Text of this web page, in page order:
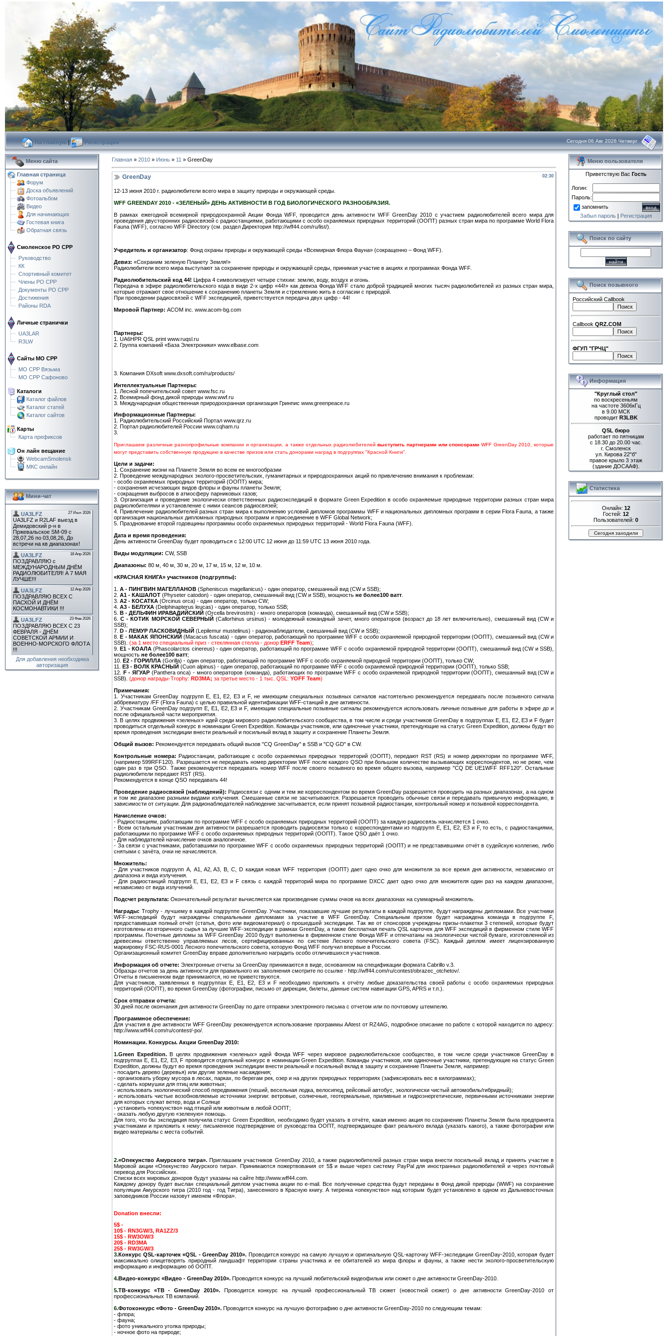
На главную| Регистрация Сегодня 06 Авг 2026 Четверг
Меню сайта
Главная страница
Форум
Доска объявлений
Фотоальбом
Видео
Для начинающих
Гостевая книга
Обратная связь
Смоленское РО СРР
Руководство
КК
Спортивный комитет
Члены РО СРР
Документы РО СРР
Достижения
Районы RDA
Личные странички
UA3LAR
R3LW
Сайты МО СРР
МО СРР Вязьма
МО СРР Сафоново
Каталоги
Каталог файлов
Каталог статей
Каталог сайтов
Карты
Карта префиксов
Он лайн вещание
WebcamSmolensk
МКС онлайн
Мини-чат
Для добавления необходима
авторизация
Главная » 2010 » Июнь » 11 » GreenDay
02:30
GreenDay
12-13 июня 2010 г. радиолюбители всего мира в защиту природы и окружающей среды.
WFF GREENDAY 2010 - «ЗЕЛЕНЫЙ» ДЕНЬ АКТИВНОСТИ В ГОД БИОЛОГИЧЕСКОГО РАЗНООБРАЗИЯ.
В рамках ежегодной всемирной природоохранной Акции Фонда WFF, проводится день активности WFF GreenDay 2010 с участием радиолюбителей всего мира для
проведения двусторонних радиосвязей с радиостанциями, работающими с особо охраняемых природных территорий (ООПТ) разных стран мира по программе World Flora
Fauna (WFF), согласно WFF Directory (см. раздел Директория http://wff44.com/ru/list/).
Учредитель и организатор: Фонд охраны природы и окружающей среды «Всемирная Флора Фауна» (сокращенно – Фонд WFF).
Девиз: «Сохраним зеленую Планету Земля!»
Радиолюбители всего мира выступают за сохранение природы и окружающей среды, принимая участие в акциях и программах Фонда WFF.
Радиолюбительский код 44! Цифра 4 символизирует четыре стихии: землю, воду, воздух и огонь.
Передача в эфире радиолюбительского кода в виде 2-х цифр «44!» как девиза Фонда WFF стало доброй традицией многих тысяч радиолюбителей из разных стран мира,
которые отражают свое отношение к сохранению планеты Земля и стремлению жить в согласии с природой.
При проведении радиосвязей с WFF экспедицией, приветствуется передача двух цифр - 44!
Мировой Партнер: ACOM inc. www.acom-bg.com
Партнеры:
1. UA6HPR QSL print www.ruqsl.ru
2. Группа компаний «База Электроники» www.elbase.com
3. Компания DXsoft www.dxsoft.com/ru/products/
Интеллектуальные Партнеры:
1. Лесной попечительский совет www.fsc.ru
2. Всемирный фонд дикой природы www.wwf.ru
3. Международная общественная природоохранная организация Гринпис www.greenpeace.ru
Информационные Партнеры:
1. Радиолюбительский Российский Портал www.qrz.ru
2. Портал радиолюбителей России www.cqham.ru
3.
Приглашаем различные разнопрофильные компании и организации, а также отдельных радиолюбителейвыступить партнерами или спонсорами WFF GreenDay 2010, которые
могут представить собственную продукцию в качестве призов или стать донорами наград в подгруппах "Красной Книги".
Цели и задачи:
1. Сохранение жизни на Планете Земля во всем ее многообразии
2. Проведение международных эколого-просветительских, гуманитарных и природоохранных акций по привлечению внимания к проблемам:
- особо охраняемых природных территорий (ООПТ) мира;
- сохранения исчезающих видов флоры и фауны планеты Земля;
- сокращения выбросов в атмосферу парниковых газов;
3. Организация и проведение экологически ответственных радиоэкспедиций в формате Green Expedition в особо охраняемые природные территории разных стран мира
радиолюбителями и установление с ними сеансов радиосвязей;
4. Привлечение радиолюбителей разных стран мира к выполнению условий дипломов программы WFF и национальных дипломных программ в серии Flora Fauna, а также
организация национальных дипломных природных программ и присоединение в WFF Global Network;
5. Празднование второй годовщины программы особо охраняемых природных территорий - World Flora Fauna (WFF).
Дата и время проведения:
День активности GreenDay будет проводиться с 12:00 UTC 12 июня до 11:59 UTC 13 июня 2010 года.
Виды модуляции: CW, SSB
Диапазоны: 80 м, 40 м, 30 м, 20 м, 17 м, 15 м, 12 м, 10 м.
«КРАСНАЯ КНИГА» участников (подгруппы):
1. A - ПИНГВИН МАГЕЛЛАНОВ (Spheniscus magellanicus) - один оператор, смешанный вид (CW и SSB);
2. A1 - КАШАЛОТ (Physeter catodon) - один оператор, смешанный вид (CW и SSB), мощность не более100 ватт
3. A2 - КОСАТКА (Orcinus orca) - один оператор, только CW;
4. A3 - БЕЛУХА (Delphinapterus leucas) - один оператор, только SSB;
5. B - ДЕЛЬФИН ИРАВАДИЙСКИЙ (Orcella brevirostris) - много операторов (команда), смешанный вид (CW и SSB);
6.C - КОТИК МОРСКОЙ СЕВЕРНЫЙ(Callorhinus ursinus) - молодежный командный зачет, много операторов (возраст до 18 лет включительно), смешанный вид (CW и
SSB);
7. D - ЛЕМУР ЛАСКОВИДНЫЙ (Lepilemur mustelinus) - радионаблюдатели, смешанный вид (CW и SSB);
8.E - МАКАК ЯПОНСКИЙ(Macacus fuscata) - один оператор, работающий по программе WFF с особо охраняемой природной территории (ООПТ), смешанный вид (CW и
SSB). (за 1 место специальный приз - стеклянная стелла - донор ERFF Team);
9.E1 - КОАЛА(Phascolarctos cinereus) - один оператор, работающий по программе WFF с особо охраняемой природной территории (ООПТ), смешанный вид (CW и SSB),
мощность не более100 ватт;
10. E2 - ГОРИЛЛА (Gorilla) - один оператор, работающий по программе WFF с особо охраняемой природной территории (ООПТ), только CW;
11. E3 - ВОЛК КРАСНЫЙ (Cuon alpinus) - один оператор, работающий по программе WFF с особо охраняемой природной территории (ООПТ), только SSB;
12. F - ЯГУАР(Panthera onca) - много операторов (команда), работающих по программе WFF с особо охраняемой природной территории (ООПТ), смешанный вид (CW и
SSB). (донор награды-Trophy: RD3MA; за третье место - 1 тыс. QSL: YOFF Team)
Примечания:
1. Участникам GreenDay подгрупп E, E1, E2, E3 и F, не имеющим специальных позывных сигналов настоятельно рекомендуется передавать после позывного сигнала
аббревиатуру /FF (Flora Fauna) с целью правильной идентификации WFF-станций в дне активности.
2. Участникам GreenDay подгрупп E, E1, E2, E3 и F, имеющим специальные позывные сигналы рекомендуется использовать личные позывные для работы в эфире до и
после официальной части мероприятия.
3. В целях продвижения «зеленых» идей среди мирового радиолюбительского сообщества, в том числе и среди участников GreenDay в подгруппах E, E1, E2, E3 и F будет
проводиться отдельный конкурс в номинации Green Expedition. Команды участников, или одиночные участники, претендующие на статус Green Expedition, должны будут во
время проведения экспедиции внести реальный и посильный вклад в защиту и сохранение Планеты Земля.
Общий вызов: Рекомендуется передавать общий вызов "CQ GreenDay" в SSB и "CQ GD" в CW.
Контрольные номера: Радиостанции, работающие с особо охраняемых природных территорий (ООПТ), передают RST (RS) и номер директории по программе WFF,
(например 599RFF120). Разрешается не передавать номер директории WFF после каждого QSO при большом количестве вызывающих корреспондентов, но не реже, чем
один раз в три QSO. Также рекомендуется передавать номер WFF после своего позывного во время общего вызова, например "CQ DE UE1WFF RFF120". Остальные
радиолюбители передают RST (RS).
Рекомендуется в конце QSO передавать 44!
Проведение радиосвязей (наблюдений): Радиосвязи с одним и тем же корреспондентом во время GreenDay разрешается проводить на разных диапазонах, а на одном
и том же диапазоне разными видами излучения. Смешанные связи не засчитываются. Разрешается проводить обычные связи и передавать привычную информацию, в
зависимости от ситуации. Для радионаблюдателей наблюдение засчитывается, если принят позывной радиостанции, контрольный номер и позывной корреспондента.
Начисление очков:
- Радиостанциям, работающим по программе WFF с особо охраняемых природных территорий (ООПТ) за каждую радиосвязь начисляется 1 очко.
- Всем остальным участникам дня активности разрешается проводить радиосвязи только с корреспондентами из подгрупп E, E1, E2, E3 и F, то есть, с радиостанциями,
работающими по программе WFF с особо охраняемых природных территорий (ООПТ). Такое QSO даёт 1 очко.
- Для наблюдателей начисление очков аналогичное.
- За связи с участниками, работавшими по программе WFF с особо охраняемых природных территорий (ООПТ) и не представившими отчёт в судейскую коллегию, либо
снятыми с зачёта, очки не начисляются.
Множитель:
- Для участников подгрупп А, A1, A2, A3, B, C, D каждая новая WFF территория (ООПТ) дает одно очко для множителя за все время дня активности, независимо от
диапазона и вида излучения.
- Для радиостанций подгрупп E, E1, E2, E3 и F связь с каждой территорий мира по программе DXCC дает одно очко для множителя один раз на каждом диапазоне,
независимо от вида излучений.
Подсчет результата: Окончательный результат вычисляется как произведение суммы очков на всех диапазонах на суммарный множитель.
Награды: Trophy - лучшему в каждой подгруппе GreenDay. Участники, показавшие лучшие результаты в каждой подгруппе, будут награждены дипломами. Все участники
WFF-экспедиций будут награждены специальными дипломами за участие в WFF GreenDay. Специальным призом будет награждена команда в подгруппе F,
предоставившая полный отчёт (статья, фото или видеоматериал) о прошедшей экспедиции. Так же от спонсоров учреждены призы-плакетки 3 степеней, которые будут
изготовлены из вторичного сырья за лучшие WFF-экспедиции в рамках GreenDay, а также бесплатная печать QSL карточек для WFF экспедиций в фирменном стиле WFF
программы. Почетные дипломы за WFF GreenDay 2010 будут выполнены в фирменном стиле Фонда WFF и отпечатаны на экологически чистой бумаге, изготовленной из
древесины ответственно управляемых лесов, сертифицированных по системе Лесного попечительского совета (FSC). Каждый диплом имеет лицензированную
маркировку FSC-RUS-0001 Лесного попечительского совета, которую Фонд WFF получил впервые в России.
Организационный комитет GreenDay вправе дополнительно наградить особо отличившихся участников.
Информация об отчете: Электронные отчеты за GreenDay принимаются в виде, основанном на спецификации формата Cabrillo v.3.
Образцы отчетов за день активности для правильного их заполнения смотрите по ссылке - http://wff44.com/ru/contest/obrazec_otchetov/.
Отчеты в письменном виде принимаются, но не приветствуются.
Для участников, заявленных в подгруппах E, E1, E2, E3 и F необходимо приложить к отчёту любые доказательства своей работы с особо охраняемых природных
территорий (ООПТ), во время GreenDay (фотографии, письмо от дирекции, билеты, данные систем навигации GPS, APRS и т.п.).
Срок отправки отчета:
30 дней после окончания дня активности GreenDay по дате отправки электронного письма с отчетом или по почтовому штемпелю.
Программное обеспечение:
Для участия в дне активности WFF GreenDay рекомендуется использование программы AAtest от RZ4AG, подробное описание по работе с которой находится по адресу:
http://www.wff44.com/ru/contest/-po/.
Номинации. Конкурсы. Акции GreenDay 2010:
1.Green Expedition.В целях продвижения «зеленых» идей Фонда WFF через мировое радиолюбительское сообщество, в том числе среди участников GreenDay в
подгруппах E, E1, E2, E3, F проводится отдельный конкурс в номинации Green Expedition. Команды участников, или одиночные участники, претендующие на статус Green
Expedition, должны будут во время проведения экспедиции внести реальный и посильный вклад в защиту и сохранение Планеты Земля, например:
- посадить дерево (деревья) или другие зеленые насаждения;
- организовать уборку мусора в лесах, парках, по берегам рек, озер и на других природных территориях (зафиксировать вес в килограммах);
- сделать кормушки для птиц или животных;
- использовать экологический способ передвижения (пеший, весельная лодка, велосипед, рейсовый автобус, экологически чистый автомобиль/гибридный);
- использовать чистые возобновляемые источники энергии: ветровые, солнечные, геотермальные, приливные и гидроэнергетические, первичными источниками энергии
для которых служат ветер, вода и Солнце
- установить «опекунство» над птицей или животным в любой ООПТ;
- оказать любую другую «зеленую» помощь.
Для того, что бы экспедиция получила статус Green Expedition, необходимо будет указать в отчёте, какая именно акция по сохранению Планеты Земля была предпринята
участниками и приложить к нему: письменное подтверждение от руководства ООПТ, подтверждающее факт реального вклада (указать какого), а также фотографии или
видео материалы с места событий.
2.«Опекунство Амурского тигра». Приглашаем участников GreenDay 2010, а также радиолюбителей разных стран мира внести посильный вклад и принять участие в
Мировой акции «Опекунство Амурского тигра». Принимаются пожертвования от 5$ и выше через систему PayPal для иностранных радиолюбителей и через почтовый
перевод для Российских.
Списки всех мировых доноров будут указаны на сайте http://www.wff44.com.
Каждому донору будет выслан специальный диплом участника акции по e-mail. Все полученные средства будут переданы в Фонд дикой природы (WWF) на сохранение
популяции Амурского тигра (2010 год - год Тигра), занесенного в Красную книгу. А тигренка «опекунство» над которым будет установлено в одном из Дальневосточных
заповедников России назовут именем «Флора».
Donation внесли:
5$ -
10$ - RN3GW/3, RA1ZZ/3
15$ - RW3OW/3
20$ - RD3MA
25$ - RW3GW/3
3.Конкурс QSL-карточек «QSL - GreenDay 2010».Проводится конкурс на самую лучшую и оригинальную QSL-карточку WFF-экспедиции GreenDay-2010, которая будет
максимально олицетворять природный ландшафт территории страны участника и ее обитателей из мира флоры и фауны, а также нести эколого-просветительскую
информацию и информацию об ООПТ.
4.Видео-конкурс «Видео - GreenDay 2010». Проводится конкурс на лучший любительский видеофильм или сюжет о дне активности GreenDay-2010.
5.ТВ-конкурс «ТВ - GreenDay 2010».Проводится конкурс на лучший профессиональный ТВ сюжет (новостной сюжет) о дне активности GreenDay-2010 от
профессиональных ТВ компаний.
6.Фотоконкурс «Фото - GreenDay 2010». Проводится конкурс на лучшую фотографию о дне активности GreenDay-2010 по следующим темам:
- флора;
- фауна;
- фото уникального уголка природы;
- ночное фото на природе;
Меню пользователя
Приветствую Вас Гость
Логин:
Пароль:
запомнить
Забыл пароль| Регистрация
Поиск по сайту
Поиск позывного
Российский Callbook
Callbook QRZ.COM
ФГУП "ГРЧЦ"
Информация
"Круглый стол"
по воскресеньям
на частоте 3606кГц
в 9.00 МСК
проводит R3LBK
QSL бюро
работает по пятницам
с 18.30 до 20.00 час.
г. Смоленск
ул. Кирова 22"б"
правое крыло 3 этаж
(здание ДОСААФ).
Статистика
Онлайн: 12
Гостей: 12
Пользователей: 0